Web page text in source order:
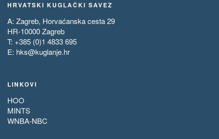
HRVATSKI KUGLAČKI SAVEZ
A: Zagreb, Horvaćanska cesta 29
HR-10000 Zagreb
T: +385 (0)1 4833 695
E: hks@kuglanje.hr
LINKOVI
HOO
MINTS
WNBA-NBC